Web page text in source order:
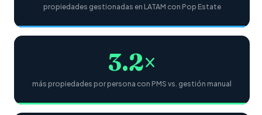
propiedades gestionadas en LATAM con Pop Estate
3.2×
más propiedades por persona con PMS vs. gestión manual